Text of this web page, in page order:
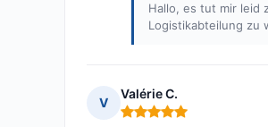
Hallo, es tut mir leid
Logistikabteilung zu
V
Valérie C.
Hinweis: 5 von 5